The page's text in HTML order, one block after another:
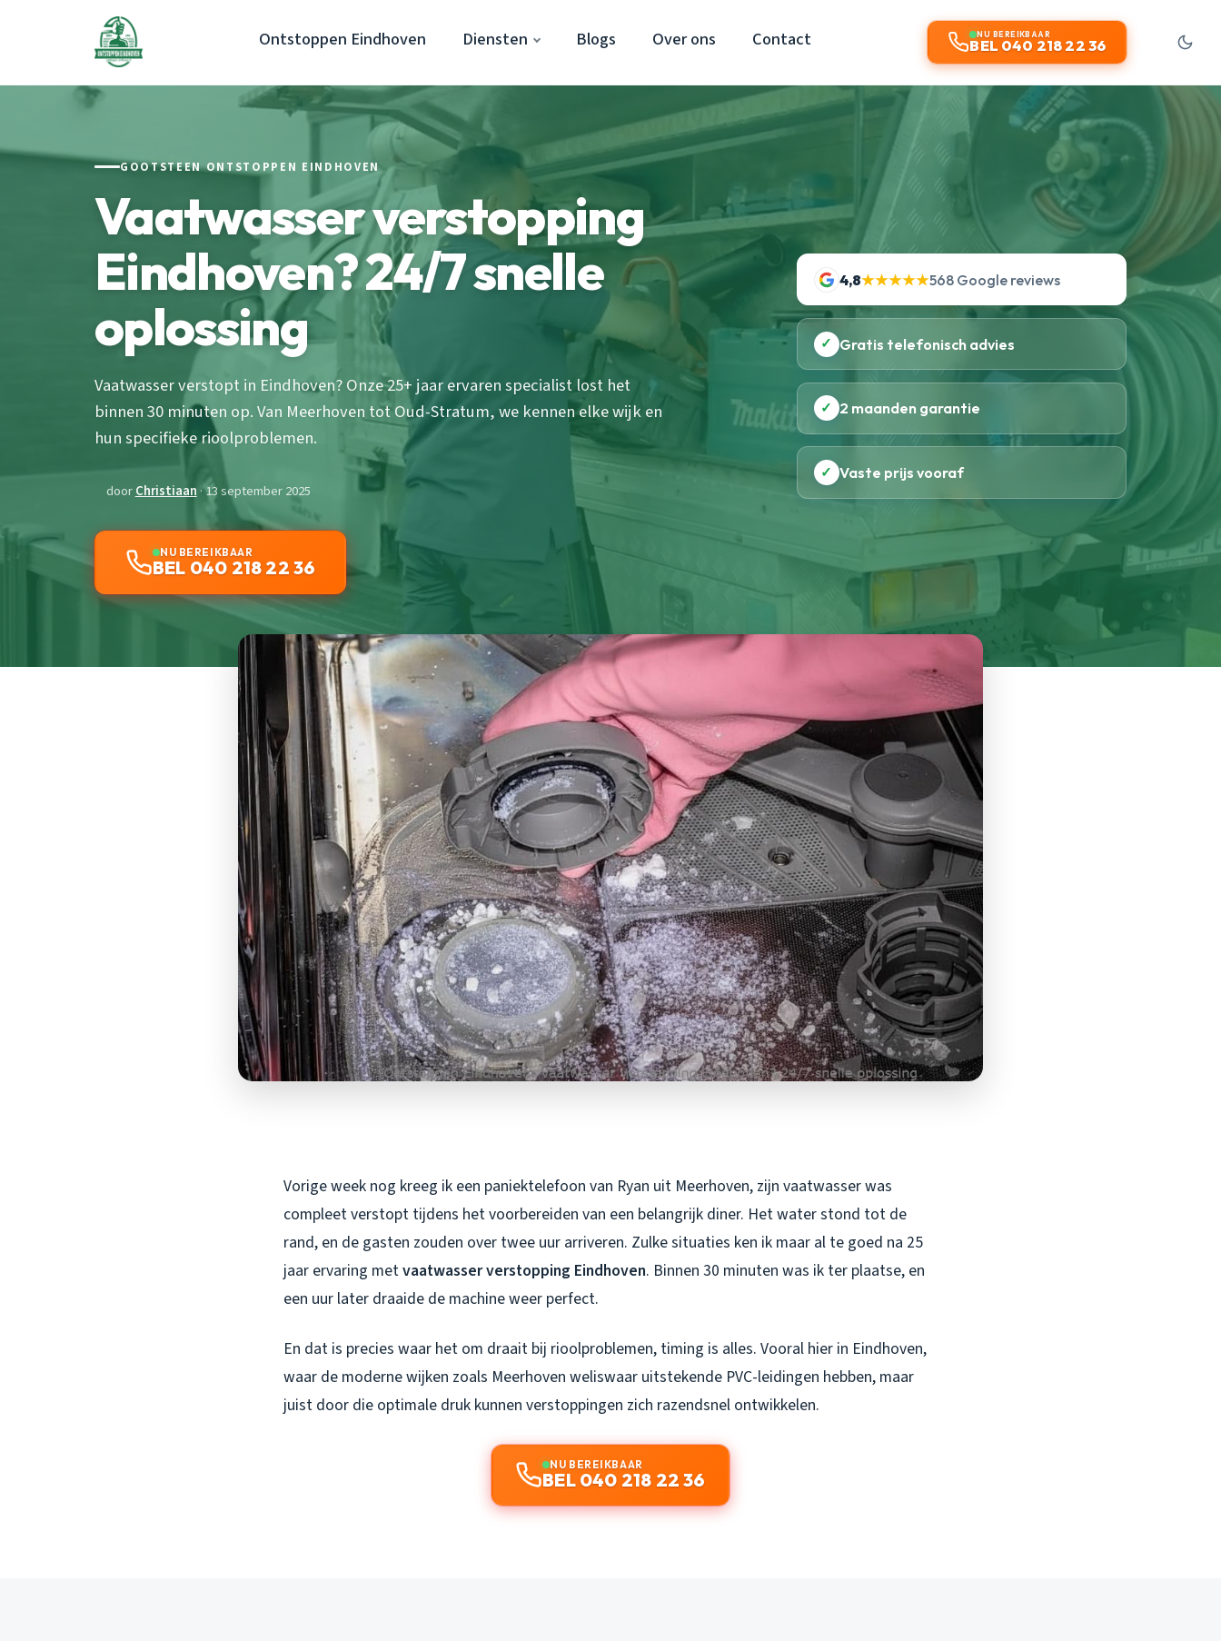
Ontstoppen Eindhoven Diensten Blogs Over ons Contact NU BEREIKBAAR
BEL 040 218 22 36
GOOTSTEEN ONTSTOPPEN EINDHOVEN
Vaatwasser verstopping
Eindhoven? 24/7 snelle
oplossing
Vaatwasser verstopt in Eindhoven? Onze 25+ jaar ervaren specialist lost het
binnen 30 minuten op. Van Meerhoven tot Oud-Stratum, we kennen elke wijk en
hun specifieke rioolproblemen.
doorChristiaan · 13 september 2025
NU BEREIKBAAR
BEL 040 218 22 36
4,8★★★★★568 Google reviews
✓ Gratis telefonisch advies
✓ 2 maanden garantie
✓ Vaste prijs vooraf
Vorige week nog kreeg ik een paniektelefoon van Ryan uit Meerhoven, zijn vaatwasser was
compleet verstopt tijdens het voorbereiden van een belangrijk diner. Het water stond tot de
rand, en de gasten zouden over twee uur arriveren. Zulke situaties ken ik maar al te goed na 25
jaar ervaring metvaatwasser verstopping Eindhoven. Binnen 30 minuten was ik ter plaatse, en
een uur later draaide de machine weer perfect.
En dat is precies waar het om draait bij rioolproblemen, timing is alles. Vooral hier in Eindhoven,
waar de moderne wijken zoals Meerhoven weliswaar uitstekende PVC-leidingen hebben, maar
juist door die optimale druk kunnen verstoppingen zich razendsnel ontwikkelen.
NU BEREIKBAAR
BEL 040 218 22 36